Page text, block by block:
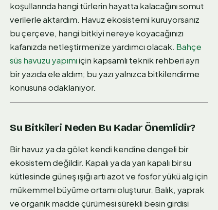
koşullarında hangi türlerin hayatta kalacağını somut
verilerle aktardım. Havuz ekosistemi kuruyorsanız
bu çerçeve, hangi bitkiyi nereye koyacağınızı
kafanızda netleştirmenize yardımcı olacak. Bahçe
süs havuzu yapımıiçin kapsamlı teknik rehberi ayrı
bir yazıda ele aldım; bu yazı yalnızca bitkilendirme
konusuna odaklanıyor.
Su Bitkileri Neden Bu Kadar Önemlidir?
Bir havuz ya da gölet kendi kendine dengeli bir
ekosistem değildir. Kapalı ya da yarı kapalı bir su
kütlesinde güneş ışığı artı azot ve fosfor yükü alg için
mükemmel büyüme ortamı oluşturur. Balık, yaprak
ve organik madde çürümesi sürekli besin girdisi